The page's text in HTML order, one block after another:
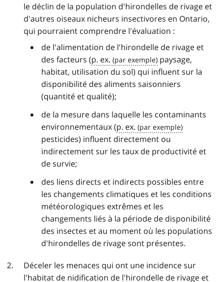
le déclin de la population d'hirondelles de rivage et
d'autres oiseaux nicheurs insectivores en Ontario,
qui pourraient comprendre l'évaluation :
de l'alimentation de l'hirondelle de rivage et
des facteurs (p. ex.
paysage,
habitat, utilisation du sol) qui influent sur la
disponibilité des aliments saisonniers
(quantité et qualité);
de la mesure dans laquelle les contaminants
environnementaux (p. ex.
pesticides) influent directement ou
indirectement sur les taux de productivité et
de survie;
des liens directs et indirects possibles entre
les changements climatiques et les conditions
météorologiques extrêmes et les
changements liés à la période de disponibilité
des insectes et au moment où les populations
d'hirondelles de rivage sont présentes.
Déceler les menaces qui ont une incidence sur
l'habitat de nidification de l'hirondelle de rivage et